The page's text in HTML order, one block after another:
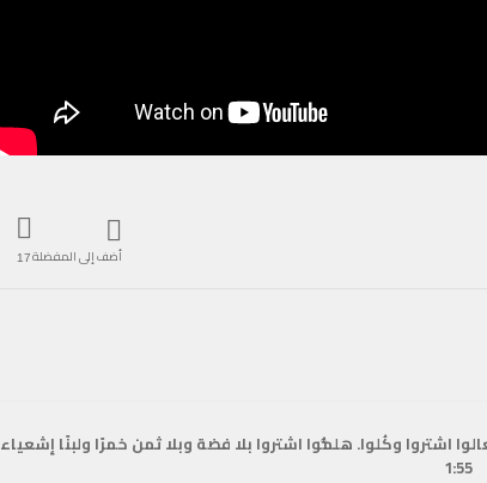
أضف إلى المفضلة17
اشتروا وكُلوا. هلمُّوا اشتروا بلا فضة وبلا ثمن خمرًا ولبنًا إشعياء
1:55